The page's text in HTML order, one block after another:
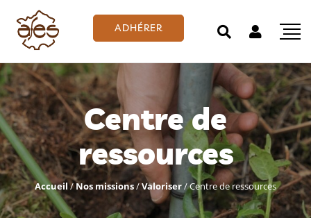
ADHÉRER
Centre de
ressources
Accueil/Nos missions/Valoriser/Centre de ressources